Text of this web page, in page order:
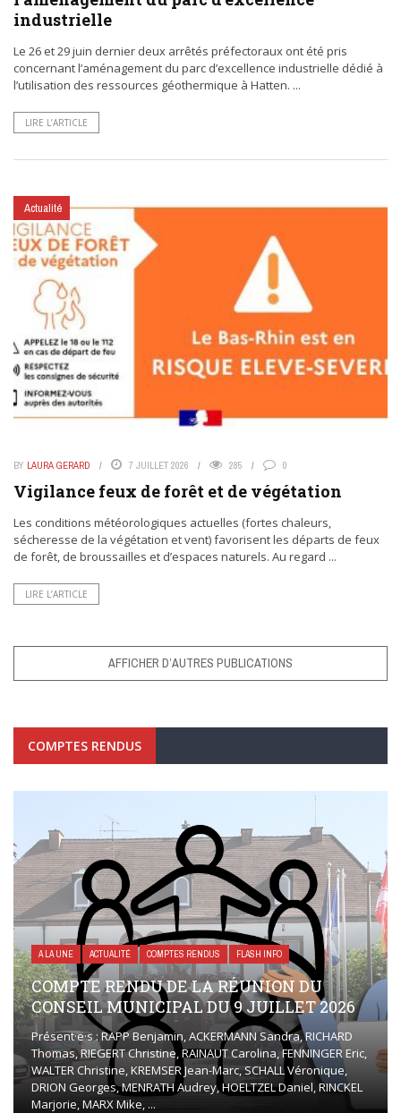
industrielle
Le 26 et 29 juin dernier deux arrêtés préfectoraux ont été pris
concernant l’aménagement du parc d’excellence industrielle dédié à
l’utilisation des ressources géothermique à Hatten. ...
LIRE L’ARTICLE
Actualité
BY LAURA GERARD 7 JUILLET 2026 285 0
Vigilance feux de forêt et de végétation
Les conditions météorologiques actuelles (fortes chaleurs,
sécheresse de la végétation et vent) favorisent les départs de feux
de forêt, de broussailles et d’espaces naturels. Au regard ...
LIRE L’ARTICLE
AFFICHER D’AUTRES PUBLICATIONS
COMPTES RENDUS
A LA UNE ACTUALITÉ COMPTES RENDUS FLASH INFO
COMPTE RENDU DE LA RÉUNION DU
CONSEIL MUNICIPAL DU 9 JUILLET 2026
Présent·e·s : RAPP Benjamin, ACKERMANN Sandra, RICHARD
Thomas, RIEGERT Christine, RAINAUT Carolina, FENNINGER Eric,
WALTER Christine, KREMSER Jean-Marc, SCHALL Véronique,
DRION Georges, MENRATH Audrey, HOELTZEL Daniel, RINCKEL
Marjorie, MARX Mike, ...